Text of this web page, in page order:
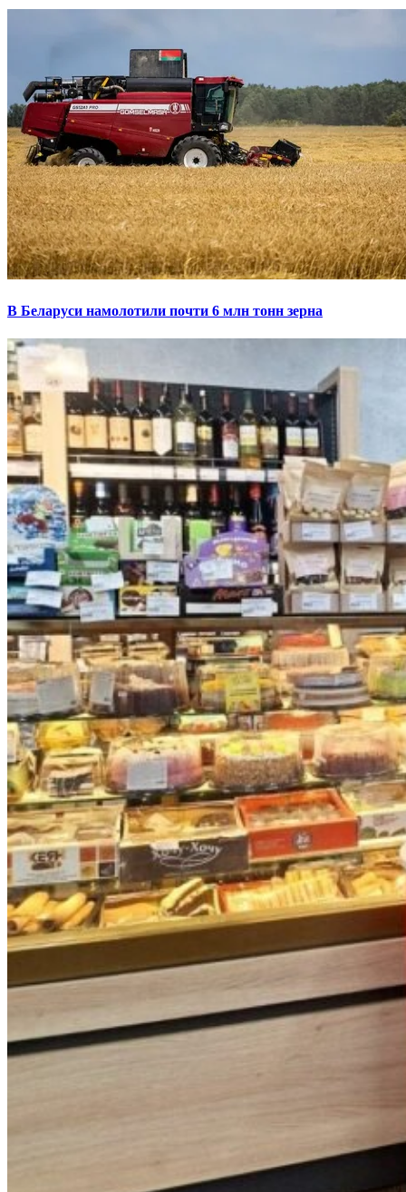
В Беларуси намолотили почти 6 млн тонн зерна